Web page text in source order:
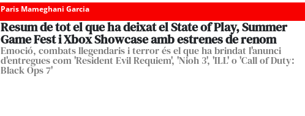
Paris Mameghani Garcia
Resum de tot el que ha deixat el State of Play, Summer
Game Fest i Xbox Showcase amb estrenes de renom
Emoció, combats llegendaris i terror és el que ha brindat l'anunci
d'entregues com 'Resident Evil Requiem', 'Nioh 3', 'ILL' o 'Call of Duty:
Black Ops 7'